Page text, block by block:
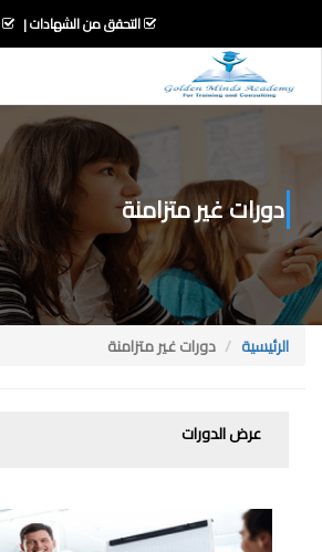
التحقق من الشهادات
دورات غير متزامنة
الرئيسية دورات غير متزامنة
عرض الدورات